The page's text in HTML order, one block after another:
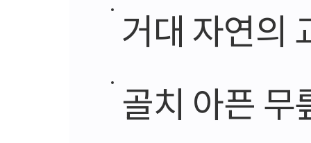
거대 자연의
골치 아픈 무